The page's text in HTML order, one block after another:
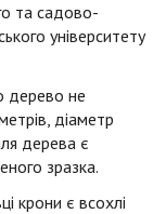
та садово-
університету
дерево не
діаметр
дерева є
зразка.
крони є всохлі